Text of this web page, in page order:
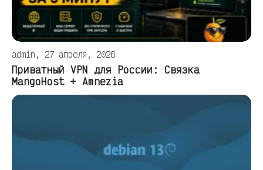
admin, 27 апреля, 2026
Приватный VPN для России: Связка
MangoHost + Amnezia